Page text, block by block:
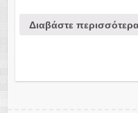
Διαβάστε